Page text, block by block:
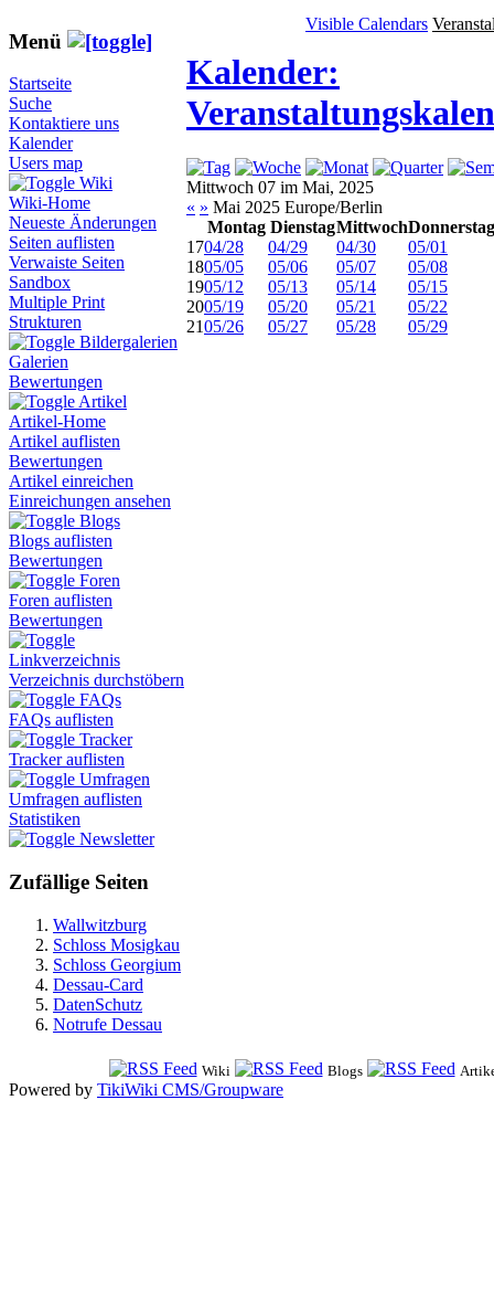
Menü
Startseite
Suche
Kontaktiere uns
Kalender
Users map
Wiki
Wiki-Home
Neueste Änderungen
Seiten auflisten
Verwaiste Seiten
Sandbox
Multiple Print
Strukturen
Bildergalerien
Galerien
Bewertungen
Artikel
Artikel-Home
Artikel auflisten
Bewertungen
Artikel einreichen
Einreichungen ansehen
Blogs
Blogs auflisten
Bewertungen
Foren
Foren auflisten
Bewertungen
Linkverzeichnis
Verzeichnis durchstöbern
FAQs
FAQs auflisten
Tracker
Tracker auflisten
Umfragen
Umfragen auflisten
Statistiken
Newsletter
Zufällige Seiten
Wallwitzburg
Schloss Mosigkau
Schloss Georgium
Dessau-Card
DatenSchutz
Notrufe Dessau
Visible Calendars
Kalender:
Mittwoch 07 im Mai, 2025
« » Mai 2025 Europe/Berlin
Montag DienstagMittwochDonnerstag
1704/28 04/29 04/30
05/01
1805/05 05/06 05/07
05/08
1905/12 05/13 05/14
05/15
2005/19 05/20 05/21
05/22
2105/26 05/27 05/28 05/29
Wiki Blogs
Powered by TikiWiki CMS/Groupware